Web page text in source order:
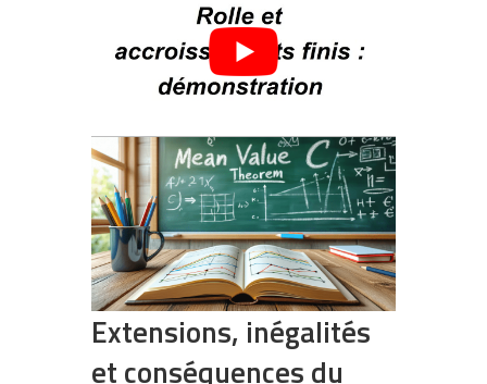
Extensions, inégalités
et conséquences du